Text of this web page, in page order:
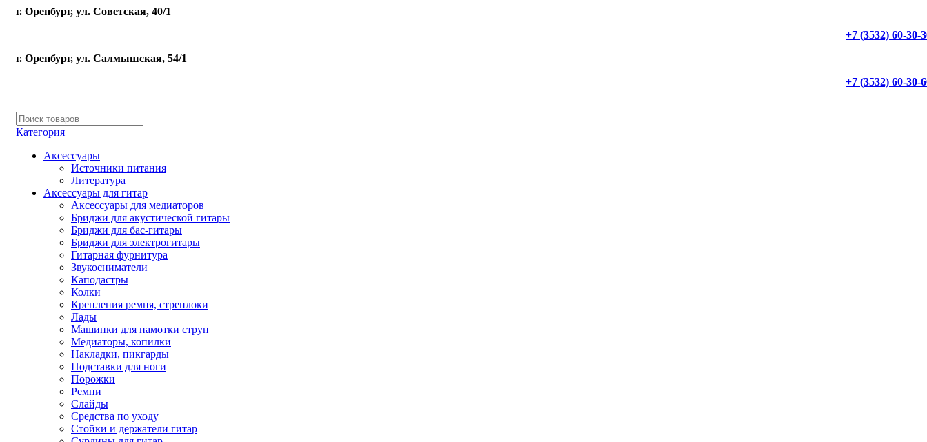
г. Оренбург, ул. Советская, 40/1
+7 (3532) 60-30-
г. Оренбург, ул. Салмышская, 54/1
+7 (3532) 60-30-
Категория
Аксессуары
Источники питания
Литература
Аксессуары для гитар
Аксессуары для медиаторов
Бриджи для акустической гитары
Бриджи для бас-гитары
Бриджи для электрогитары
Гитарная фурнитура
Звукосниматели
Каподастры
Колки
Крепления ремня, стреплоки
Лады
Машинки для намотки струн
Медиаторы, копилки
Накладки, пикгарды
Подставки для ноги
Порожки
Ремни
Слайды
Средства по уходу
Стойки и держатели гитар